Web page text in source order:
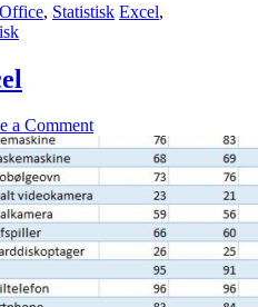
, Statistisk Excel,
a Comment